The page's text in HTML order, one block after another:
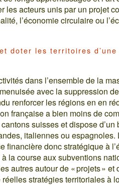
les acteurs unis par un projet
l’économie circulaire ou
doter les territoires
dans l’ensemble de la
avec la suppression
renforcer les régions en en
française a bien moins de
suisses et dispose
italiennes ou espagnoles.
donc stratégique à
la course aux subventions
autres autour de « projets » et
stratégies territoriales à